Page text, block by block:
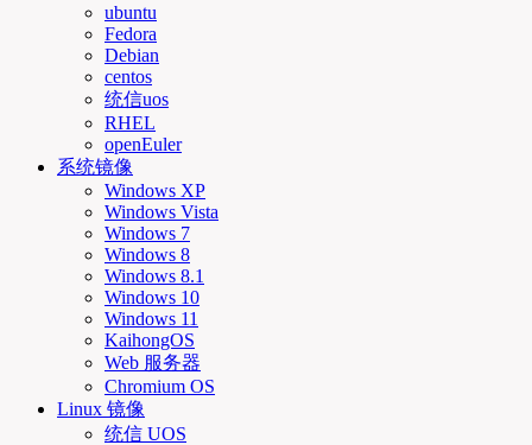
ubuntu
Fedora
Debian
centos
统信uos
RHEL
openEuler
系统镜像
Windows XP
Windows Vista
Windows 7
Windows 8
Windows 8.1
Windows 10
Windows 11
KaihongOS
Web 服务器
Chromium OS
Linux 镜像
统信 UOS